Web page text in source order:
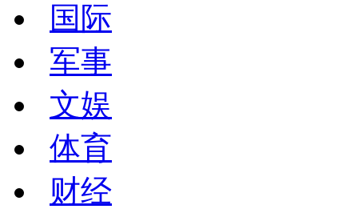
国际
军事
文娱
体育
财经